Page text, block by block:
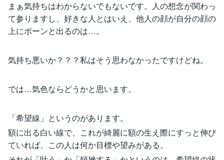
まぁ気持ちはわからないでもないです。人の想念が関わっ
て参りますし、好きな人とはいえ、他人の顔が自分の顔の
上にポーンと出るのは…。
気持ち悪いか？？？私はそう思わなかったですけどね。
では…気色ならどうかと思います。
「希望線」というのがあります。
額に出る白い線で、これが綺麗に額の生え際にすっと伸び
ていれば、この人は何か目標や望みがある。